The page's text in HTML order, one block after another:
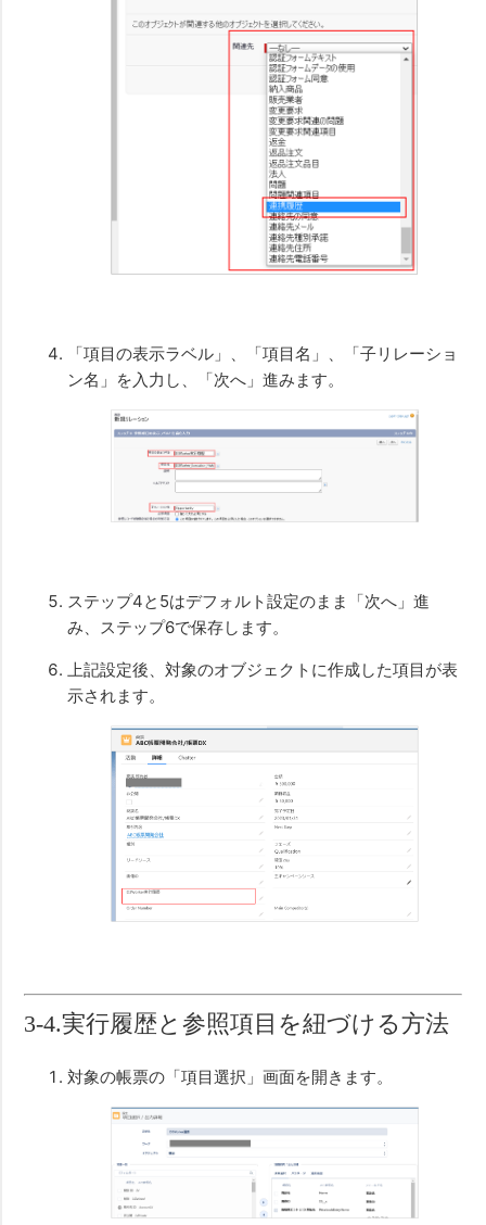
「項目の表示ラベル」、「項目名」、「子リレーショ
ン名」を入力し、「次へ」進みます。
ステップ4と5はデフォルト設定のまま「次へ」進
み、ステップ6で保存します。
上記設定後、対象のオブジェクトに作成した項目が表
示されます。
3-4.実行履歴と参照項目を紐づける方法
対象の帳票の「項目選択」画面を開きます。